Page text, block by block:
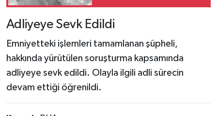
Adliyeye Sevk Edildi
Emniyetteki işlemleri tamamlanan şüpheli,
hakkında yürütülen soruşturma kapsamında
adliyeye sevk edildi. Olayla ilgili adli sürecin
devam ettiği öğrenildi.